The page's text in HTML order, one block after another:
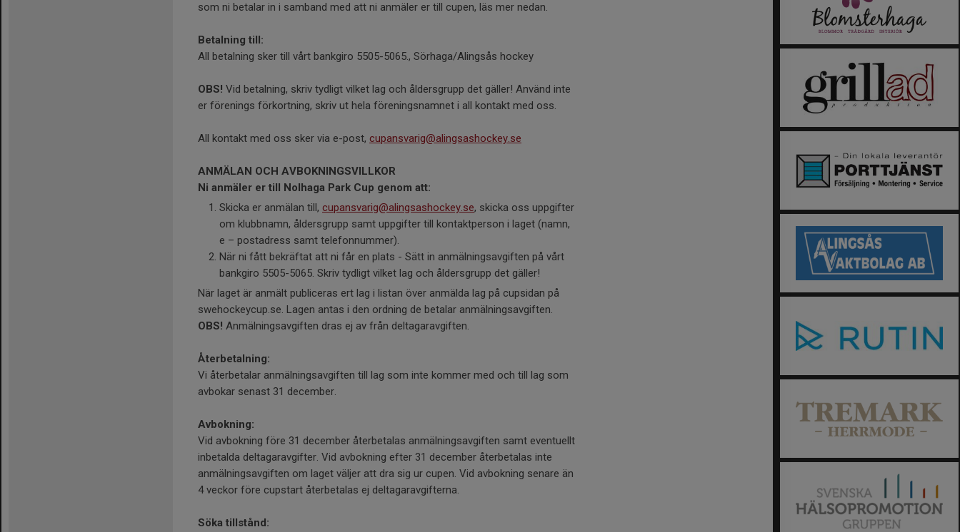
som ni betalar in i samband med att ni anmäler er till cupen, läs mer nedan.
Betalning till:
All betalning sker till vårt bankgiro 5505-5065., Sörhaga/Alingsås hockey
OBS! Vid betalning, skriv tydligt vilket lag och åldersgrupp det gäller! Använd inte
er förenings förkortning, skriv ut hela föreningsnamnet i all kontakt med oss.
All kontakt med oss sker via e-post, cupansvarig@alingsashockey.se
ANMÄLAN OCH AVBOKNINGSVILLKOR
Ni anmäler er till Nolhaga Park Cup genom att:
Skicka er anmälan till, cupansvarig@alingsashockey.se, skicka oss uppgifter
om klubbnamn, åldersgrupp samt uppgifter till kontaktperson i laget (namn,
e – postadress samt telefonnummer).
När ni fått bekräftat att ni får en plats - Sätt in anmälningsavgiften på vårt
bankgiro 5505-5065. Skriv tydligt vilket lag och åldersgrupp det gäller!
När laget är anmält publiceras ert lag i listan över anmälda lag på cupsidan på
swehockeycup.se. Lagen antas i den ordning de betalar anmälningsavgiften.
OBS! Anmälningsavgiften dras ej av från deltagaravgiften.
Återbetalning:
Vi återbetalar anmälningsavgiften till lag som inte kommer med och till lag som
avbokar senast 31 december.
Avbokning:
Vid avbokning före 31 december återbetalas anmälningsavgiften samt eventuellt
inbetalda deltagaravgifter. Vid avbokning efter 31 december återbetalas inte
anmälningsavgiften om laget väljer att dra sig ur cupen. Vid avbokning senare än
4 veckor före cupstart återbetalas ej deltagaravgifterna.
Söka tillstånd: